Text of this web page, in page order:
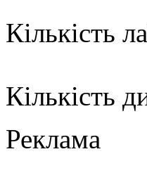
Кількість
Кількість
Реклама